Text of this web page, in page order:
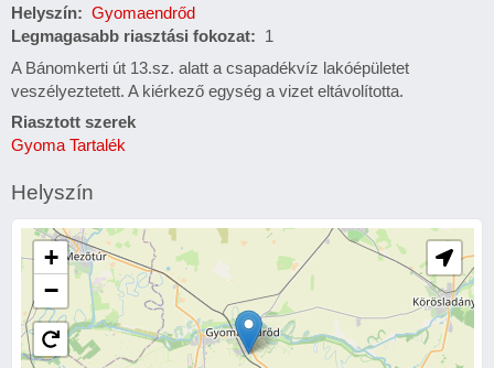
Helyszín
Gyomaendrőd
Legmagasabb riasztási fokozat
1
A Bánomkerti út 13.sz. alatt a csapadékvíz lakóépületet
veszélyeztetett. A kiérkező egység a vizet eltávolította.
Riasztott szerek
Gyoma Tartalék
Helyszín
+
−